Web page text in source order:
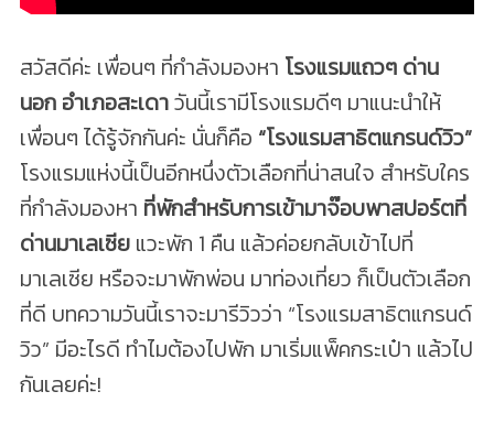
สวัสดีค่ะ เพื่อนๆ ที่กำลังมองหา โรงแรมแถวๆ ด่าน
นอก อำเภอสะเดาวันนี้เรามีโรงแรมดีๆ มาแนะนำให้
เพื่อนๆ ได้รู้จักกันค่ะ นั่นก็คือ “โรงแรมสาธิตแกรนด์วิว”
โรงแรมแห่งนี้เป็นอีกหนึ่งตัวเลือกที่น่าสนใจ สำหรับใคร
ที่กำลังมองหา ที่พักสำหรับการเข้ามาจ๊อบพาสปอร์ตที่
ด่านมาเลเซียแวะพัก 1 คืน แล้วค่อยกลับเข้าไปที่
มาเลเซีย หรือจะมาพักพ่อน มาท่องเที่ยว ก็เป็นตัวเลือก
ที่ดี บทความวันนี้เราจะมารีวิวว่า “โรงแรมสาธิตแกรนด์
วิว” มีอะไรดี ทำไมต้องไปพัก มาเริ่มแพ็คกระเป๋า แล้วไป
กันเลยค่ะ!